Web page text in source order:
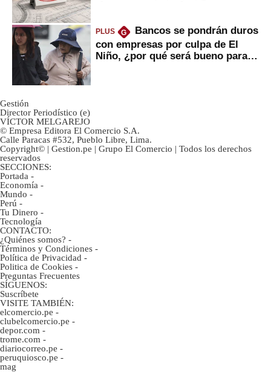
PLUS G
Bancos se pondrán duros
con empresas por culpa de El
Niño, ¿por qué será bueno para
Gestión
Director Periodístico (e)
VÍCTOR MELGAREJO
© Empresa Editora El Comercio S.A.
Calle Paracas #532, Pueblo Libre, Lima.
Copyright© | Gestion.pe | Grupo El Comercio | Todos los derechos
reservados
SECCIONES:
Portada -
Economía -
Mundo -
Perú -
Tu Dinero -
Tecnología
CONTACTO:
¿Quiénes somos? -
Términos y Condiciones -
Política de Privacidad -
Politica de Cookies -
Preguntas Frecuentes
SÍGUENOS:
Suscríbete
VISITE TAMBIÉN:
elcomercio.pe -
clubelcomercio.pe -
depor.com -
trome.com -
diariocorreo.pe -
peruquiosco.pe -
mag